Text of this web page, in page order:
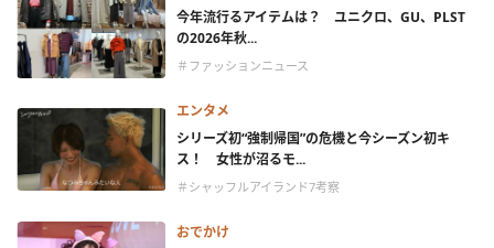
今年流行るアイテムは？ ユニクロ、GU、PLST
の2026年秋...
＃ファッションニュース
エンタメ
シリーズ初“強制帰国”の危機と今シーズン初キ
ス！ 女性が沼るモ...
＃シャッフルアイランド7考察
おでかけ